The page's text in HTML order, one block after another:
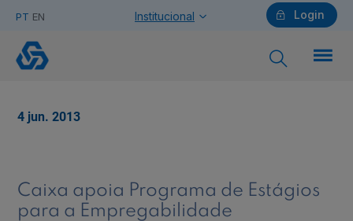
PT EN Login
Institucional
Caixa
apoia
Estágios
para
4 jun. 2013
Caixa apoia Programa de Estágios
para a Empregabilidade